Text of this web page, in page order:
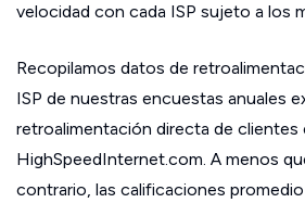
velocidad con cada ISP sujeto a los
Recopilamos datos de
ISP de nuestras encuestas anuales
retroalimentación directa de clientes
HighSpeedInternet.com. A menos
contrario, las calificaciones